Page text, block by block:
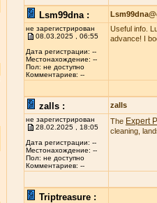
Lsm99dna :
не зарегистрирован
08.03.2025 , 06:55
Дата регистрации: --
Местонахождение: --
Пол: не доступно
Комментариев: --
Useful info.
advance! I
zalls : zalls
не зарегистрирован
28.02.2025 , 18:05
Дата регистрации: --
Местонахождение: --
Пол: не доступно
Комментариев: --
The Expert
cleaning,
Triptreasure :